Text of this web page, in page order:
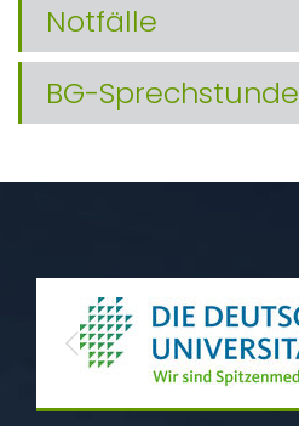
Notfälle
BG-Sprechstunde
Previous